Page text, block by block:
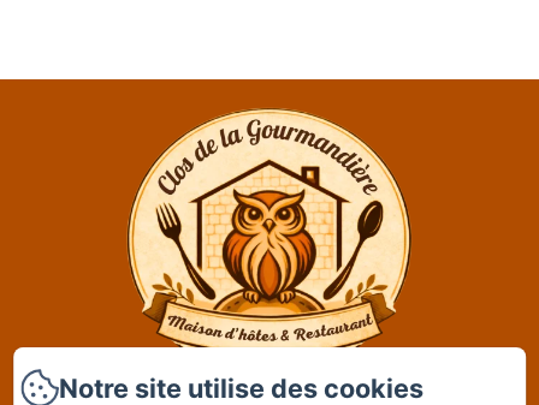
Notre site utilise des cookies